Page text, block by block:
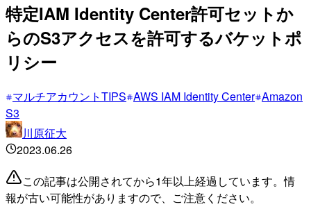
特定IAM Identity Center許可セットか
らのS3アクセスを許可するバケットポ
リシー
マルチアカウントTIPS AWS IAM Identity Center Amazon
S3
川原征大
2023.06.26
この記事は公開されてから1年以上経過しています。情
報が古い可能性がありますので、ご注意ください。